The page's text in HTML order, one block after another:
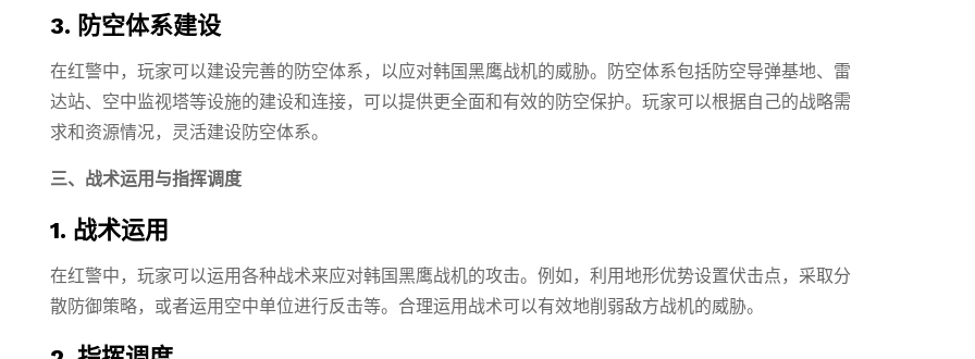
3. 防空体系建设
在红警中，玩家可以建设完善的防空体系，以应对韩国黑鹰战机的威胁。防空体系包括防空导弹基地、雷
达站、空中监视塔等设施的建设和连接，可以提供更全面和有效的防空保护。玩家可以根据自己的战略需
求和资源情况，灵活建设防空体系。
三、战术运用与指挥调度
1. 战术运用
在红警中，玩家可以运用各种战术来应对韩国黑鹰战机的攻击。例如，利用地形优势设置伏击点，采取分
散防御策略，或者运用空中单位进行反击等。合理运用战术可以有效地削弱敌方战机的威胁。